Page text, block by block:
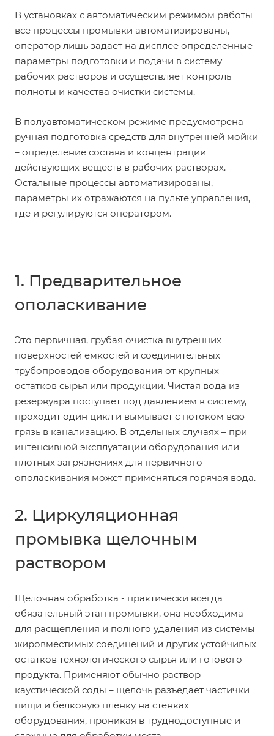
В установках с автоматическим режимом работы
все процессы промывки автоматизированы,
оператор лишь задает на дисплее определенные
параметры подготовки и подачи в систему
рабочих растворов и осуществляет контроль
полноты и качества очистки системы.
В полуавтоматическом режиме предусмотрена
ручная подготовка средств для внутренней мойки
– определение состава и концентрации
действующих веществ в рабочих растворах.
Остальные процессы автоматизированы,
параметры их отражаются на пульте управления,
где и регулируются оператором.
1. Предварительное
ополаскивание
Это первичная, грубая очистка внутренних
поверхностей емкостей и соединительных
трубопроводов оборудования от крупных
остатков сырья или продукции. Чистая вода из
резервуара поступает под давлением в систему,
проходит один цикл и вымывает с потоком всю
грязь в канализацию. В отдельных случаях – при
интенсивной эксплуатации оборудования или
плотных загрязнениях для первичного
ополаскивания может применяться горячая вода.
2. Циркуляционная
промывка щелочным
раствором
Щелочная обработка - практически всегда
обязательный этап промывки, она необходима
для расщепления и полного удаления из системы
жировместимых соединений и других устойчивых
остатков технологического сырья или готового
продукта. Применяют обычно раствор
каустической соды – щелочь разъедает частички
пищи и белковую пленку на стенках
оборудования, проникая в труднодоступные и